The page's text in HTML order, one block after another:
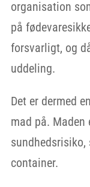
organisation
på
forsvarligt, og
uddeling.
Det er dermed
mad på. Maden
container.